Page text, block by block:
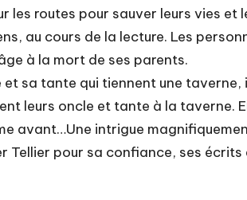
les routes pour sauver leurs vies et
au cours de la lecture. Les
à la mort de ses parents.
et sa tante qui tiennent une
leurs oncle et tante à la taverne.
avant…Une intrigue
Tellier pour sa confiance, ses